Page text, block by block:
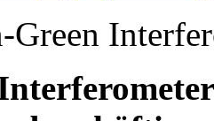
Green